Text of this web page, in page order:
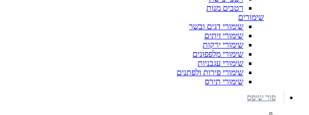
רטבים מנות
שימורים
שימורי דגים ובשר
שימורי זיתים
שימורי ירקות
שימורי מלפפונים
שימורי עגבניות
שימורי פירות ולפתנים
שימורי תירס
פור שיפס